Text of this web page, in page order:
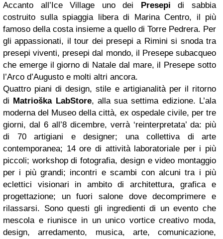
Accanto all’Ice Village uno dei Presepidi sabbia
costruito sulla spiaggia libera di Marina Centro, il più
famoso della costa insieme a quello di Torre Pedrera. Per
gli appassionati, il tour dei presepi a Rimini si snoda tra
presepi viventi, presepi dal mondo, il Presepe subacqueo
che emerge il giorno di Natale dal mare, il Presepe sotto
l’Arco d’Augusto e molti altri ancora.
Quattro piani di design, stile e artigianalità per il ritorno
di Matrioška LabStore, alla sua settima edizione. L’ala
moderna del Museo della città, ex ospedale civile, per tre
giorni, dal 6 all’8 dicembre, verrà ‘reinterpretata’ da: più
di 70 artigiani e designer; una collettiva di arte
contemporanea; 14 ore di attività laboratoriale per i più
piccoli; workshop di fotografia, design e video montaggio
per i più grandi; incontri e scambi con alcuni tra i più
eclettici visionari in ambito di architettura, grafica e
progettazione; un fuori salone dove decomprimere e
rilassarsi. Sono questi gli ingredienti di un evento che
mescola e riunisce in un unico vortice creativo moda,
design, arredamento, musica, arte, comunicazione,